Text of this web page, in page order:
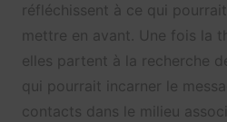
réfléchissent à ce qui
mettre en avant. Une fois la
elles partent à la recherche
qui pourrait incarner le
contacts dans le milieu